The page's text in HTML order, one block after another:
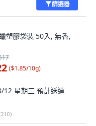
篩選器
塑膠袋裝 50入, 無香,
($1.85/10g)
12 星期三 預計送達
210)